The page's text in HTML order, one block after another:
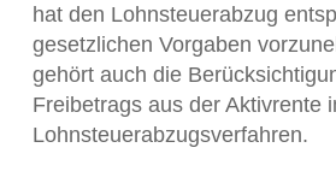
hat den Lohnsteuerabzug
gesetzlichen Vorgaben
gehört auch die
Freibetrags aus der Aktivrente
Lohnsteuerabzugsverfahren.